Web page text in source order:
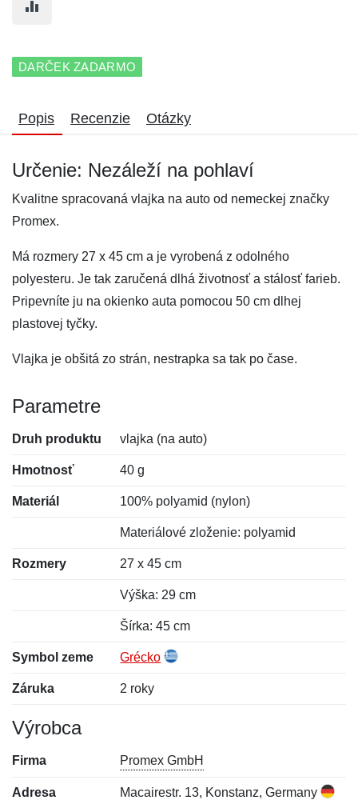
DARČEK ZADARMO
Popis Recenzie Otázky
Určenie: Nezáleží na pohlaví
Kvalitne spracovaná vlajka na auto od nemeckej značky
Promex.
Má rozmery 27 x 45 cm a je vyrobená z odolného
polyesteru. Je tak zaručená dlhá životnosť a stálosť farieb.
Pripevníte ju na okienko auta pomocou 50 cm dlhej
plastovej tyčky.
Vlajka je obšitá zo strán, nestrapka sa tak po čase.
Parametre
Druh produktu vlajka (na auto)
Hmotnosť 40 g
Materiál 100% polyamid (nylon)
Materiálové zloženie: polyamid
Rozmery 27 x 45 cm
Výška: 29 cm
Šírka: 45 cm
Symbol zeme Grécko
Záruka 2 roky
Výrobca
Firma Promex GmbH
Adresa Macairestr. 13, Konstanz, Germany